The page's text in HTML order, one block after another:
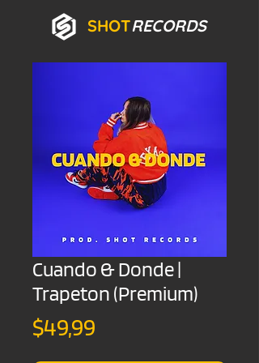
SHOTRECORDS
Cuando & Donde |
Trapeton (Premium)
$49,99